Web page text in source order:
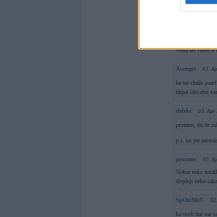
Dambergs 03.
Neba tas video ir
Avenger 03.
lai tas chalis
tikpat labi shis
defekc 03. Apr
protams, un tie
p.s. tas pie
protams 02.
Nekur neko
displejs neko
SpOrcMeN
ko tiesh itur var